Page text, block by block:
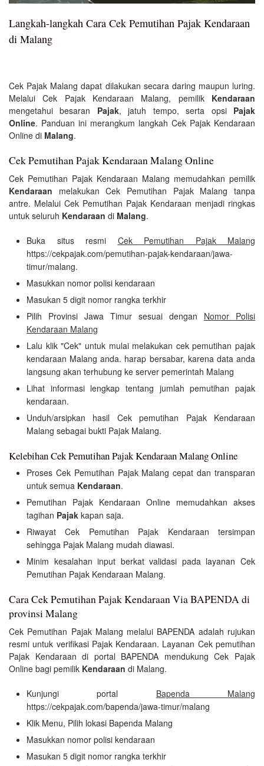
Langkah-langkah Cara Cek Pemutihan Pajak Kendaraan
di Malang
Cek Pajak Malang dapat dilakukan secara daring maupun luring.
Melalui Cek Pajak Kendaraan Malang, pemilik Kendaraan
mengetahui besaran Pajak, jatuh tempo, serta opsi Pajak
Online. Panduan ini merangkum langkah Cek Pajak Kendaraan
Online di Malang.
Cek Pemutihan Pajak Kendaraan Malang Online
Cek Pemutihan Pajak Kendaraan Malang memudahkan pemilik
Kendaraan melakukan Cek Pemutihan Pajak Malang tanpa
antre. Melalui Cek Pemutihan Pajak Kendaraan menjadi ringkas
untuk seluruh Kendaraan di Malang.
Buka situs resmi Cek Pemutihan Pajak Malang
https://cekpajak.com/pemutihan-pajak-kendaraan/jawa-
timur/malang.
Masukkan nomor polisi kendaraan
Masukan 5 digit nomor rangka terkhir
Pilih Provinsi Jawa Timur sesuai dengan Nomor Polisi
Kendaraan Malang
Lalu klik "Cek" untuk mulai melakukan cek pemutihan pajak
kendaraan Malang anda. harap bersabar, karena data anda
langsung akan terhubung ke server pemerintah Malang
Lihat informasi lengkap tentang jumlah pemutihan pajak
kendaraan.
Unduh/arsipkan hasil Cek pemutihan Pajak Kendaraan
Malang sebagai bukti Pajak Malang.
Kelebihan Cek Pemutihan Pajak Kendaraan Malang Online
Proses Cek Pemutihan Pajak Malang cepat dan transparan
untuk semua Kendaraan.
Pemutihan Pajak Kendaraan Online memudahkan akses
tagihan Pajak kapan saja.
Riwayat Cek Pemutihan Pajak Kendaraan tersimpan
sehingga Pajak Malang mudah diawasi.
Minim kesalahan input berkat validasi pada layanan Cek
Pemutihan Pajak Kendaraan Malang.
Cara Cek Pemutihan Pajak Kendaraan Via BAPENDA di
provinsi Malang
Cek Pemutihan Pajak Malang melalui BAPENDA adalah rujukan
resmi untuk verifikasi Pajak Kendaraan. Layanan Cek pemutihan
Pajak Kendaraan di portal BAPENDA mendukung Cek Pajak
Online bagi pemilik Kendaraan di Malang.
Kunjungi portal Bapenda Malang
https://cekpajak.com/bapenda/jawa-timur/malang
Klik Menu, Pilih lokasi Bapenda Malang
Masukkan nomor polisi kendaraan
Masukan 5 digit nomor rangka terkhir